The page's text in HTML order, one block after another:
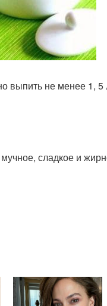
не менее 1, 5
сладкое и